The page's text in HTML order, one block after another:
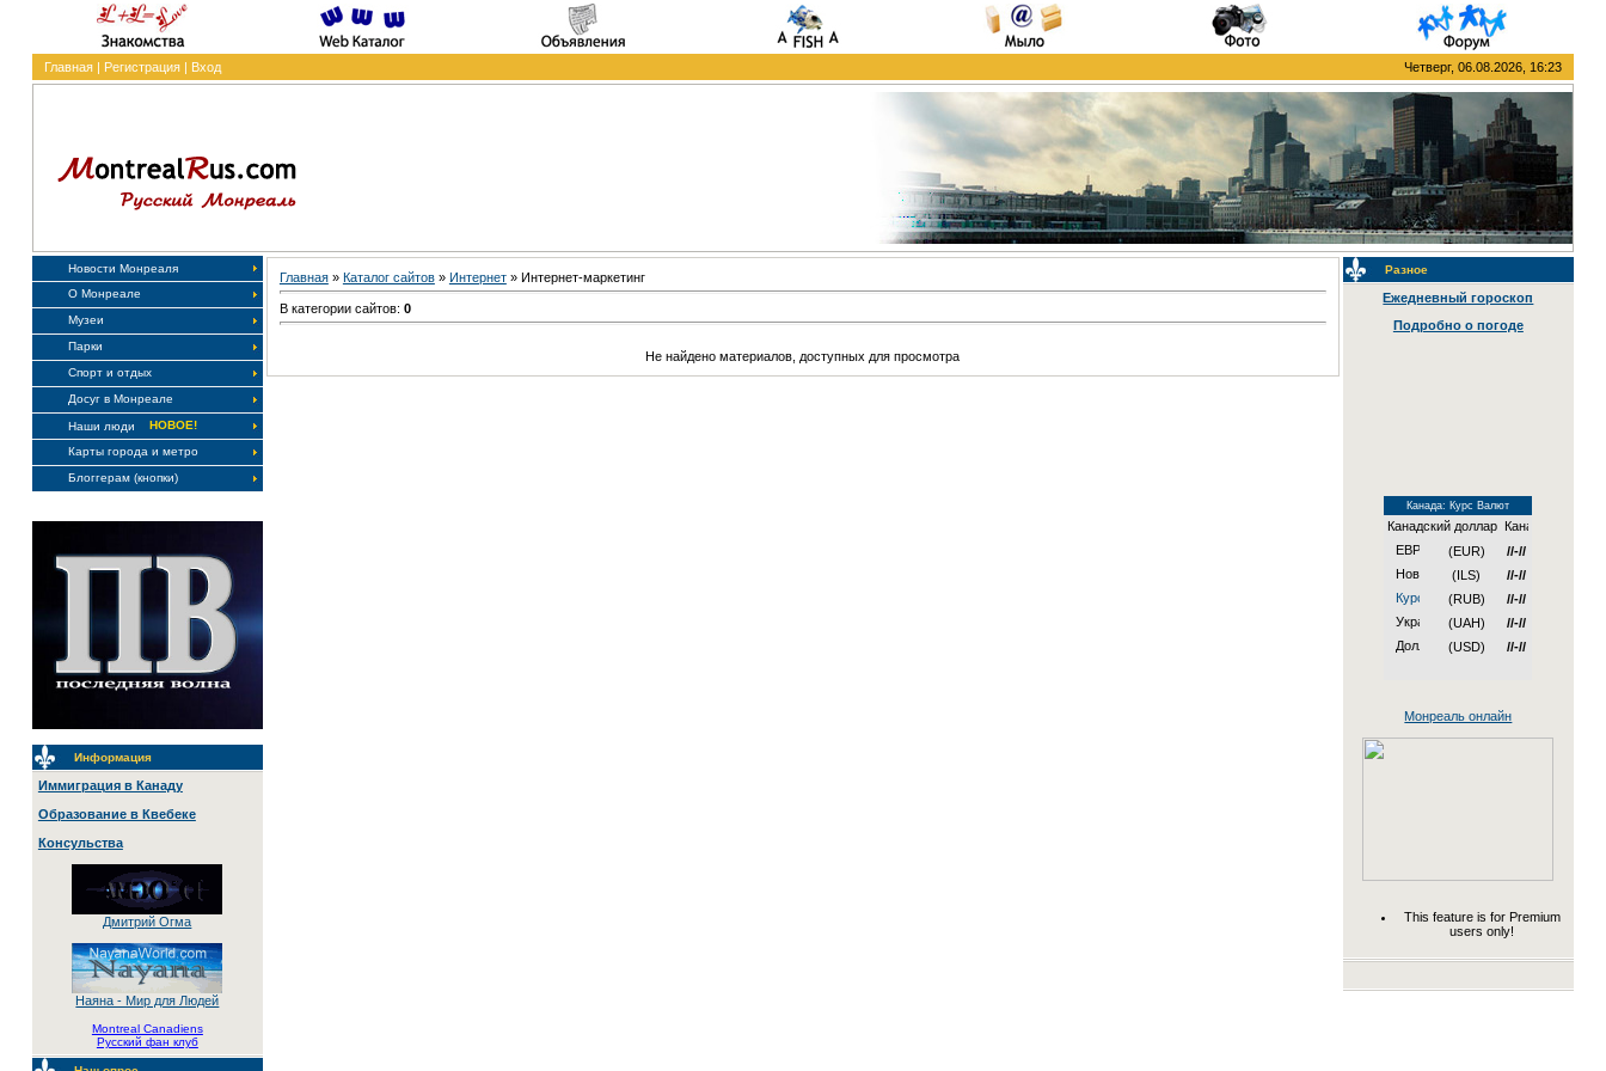
Главная| Регистрация| Вход Четверг, 06.08.2026, 16:23
Новости Монреаля
О Монреале
Музеи
Парки
Спорт и отдых
Досуг в Монреале
Наши люди
НОВОЕ!
Карты города и метро
Блоггерам (кнопки)
Информация
Иммиграция в Канаду
Образование в Квебеке
Консульства
Дмитрий Огма
Наяна - Мир для Людей
Montreal Canadiens
Русский фан клуб
Главная» Каталог сайтов» Интернет» Интернет-маркетинг
В категории сайтов: 0
Не найдено материалов, доступных для просмотра
Разное
Ежедневный гороскоп
Подробно о погоде
Канада: Курс Валют
Канадский доллар
(EUR)
//-//
(ILS)
//-//
(RUB)
//-//
(UAH)
//-//
(USD)
//-//
Монреаль онлайн
This feature is for Premium
users only!